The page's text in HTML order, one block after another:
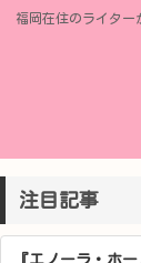
福岡在住のライター
注目記事
『エノーラ・ホ